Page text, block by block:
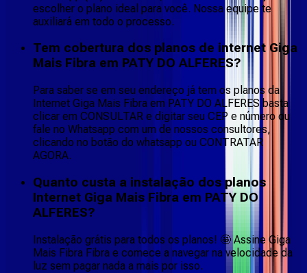
escolher o plano ideal para você. Nossa equipe te
auxiliará em todo o processo.
Tem cobertura dos planos de internet Giga
Mais Fibra em PATY DO ALFERES?
Para saber se em seu endereço já tem os planos da
Internet Giga Mais Fibra em PATY DO ALFERES basta
clicar em CONSULTAR e digitar seu CEP e número ou
fale no Whatsapp com um de nossos consultores,
clicando no botão do whatsapp ou CONTRATAR
AGORA.
Quanto custa a instalação dos planos
Internet Giga Mais Fibra em PATY DO
ALFERES?
Instalação grátis para todos os planos! 🤩 Assine Giga
Mais Fibra Fibra e comece a navegar na velocidade da
luz sem pagar nada a mais por isso.